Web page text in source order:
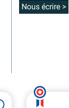
Nous écrire >